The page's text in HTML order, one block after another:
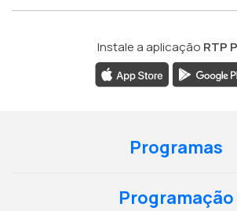
Instale a aplicação RTP
Programas
Programação